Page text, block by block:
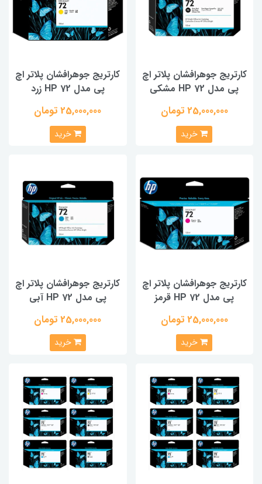
کارتریج جوهرافشان پلاتر اچ
پی مدل HP 72 مشکی
25,000,000 تومان
خرید
کارتریج جوهرافشان پلاتر اچ
پی مدل HP 72 زرد
25,000,000 تومان
خرید
کارتریج جوهرافشان پلاتر اچ
پی مدل HP 72 قرمز
25,000,000 تومان
خرید
کارتریج جوهرافشان پلاتر اچ
پی مدل HP 72 آبی
25,000,000 تومان
خرید